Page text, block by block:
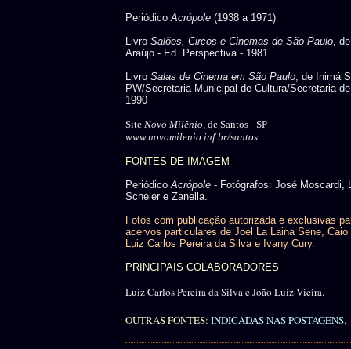
PeriódicoAcrópole (1938 a 1971)
Livro Salões, Circos e Cinemas de São Paulo,
Araújo - Ed. Perspectiva - 1981
Livro Salas de Cinema em São Paulo, de Inimá
PW/Secretaria Municipal de Cultura/Secretaria
1990
Site Novo Milênio, de Santos - SP
www.novomilenio.inf.br/santos
FONTES DE IMAGEM
PeriódicoAcrópole - Fotógrafos: José Moscardi,
Scheier e Zanella.
Fotos com publicação autorizada e exclusivas
acervos particulares de Joel La Laina Sene, Caio
Luiz Carlos Pereira da Silva e Ivany Cury.
PRINCIPAIS COLABORADORES
Luiz Carlos Pereira da Silva e João Luiz Vieira.
OUTRAS FONTES: INDICADAS NAS POSTAGENS.